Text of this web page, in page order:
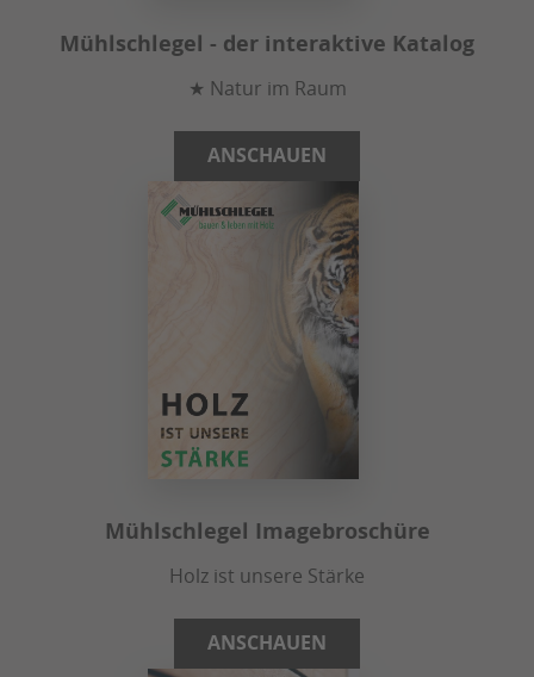
Mühlschlegel - der interaktive Katalog
★ Natur im Raum
ANSCHAUEN
Mühlschlegel Imagebroschüre
Holz ist unsere Stärke
ANSCHAUEN